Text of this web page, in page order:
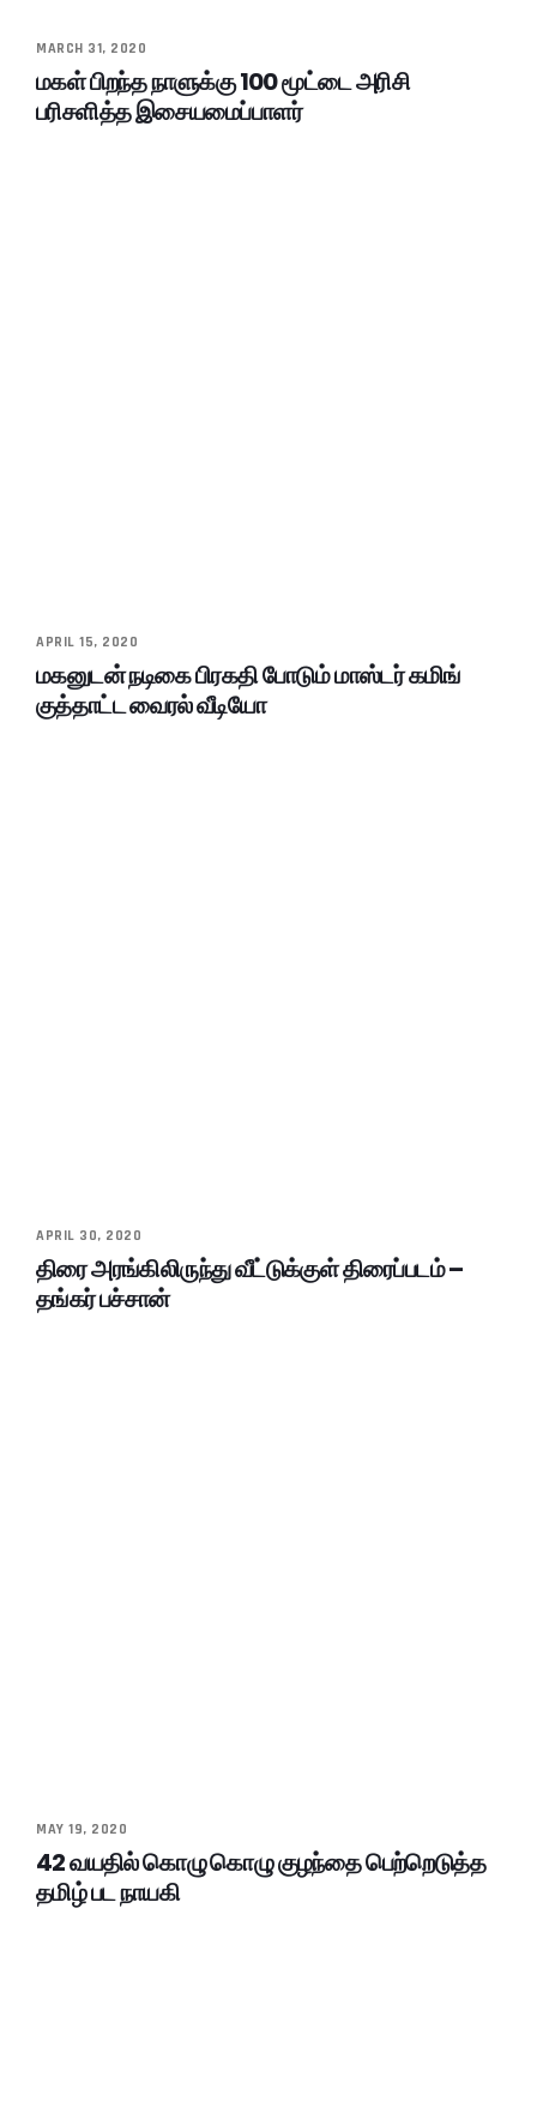
MARCH 31, 2020
மகள் பிறந்த நாளுக்கு 100 மூட்டை அரிசி
பரிசளித்த இசையமைப்பாளர்
APRIL 15, 2020
மகனுடன் நடிகை பிரகதி போடும் மாஸ்டர் கமிங்
குத்தாட்ட வைரல் வீடியோ
APRIL 30, 2020
திரை அரங்கிலிருந்து வீட்டுக்குள் திரைப்படம் –
தங்கர் பச்சான்
MAY 19, 2020
42 வயதில் கொழு கொழு குழந்தை பெற்றெடுத்த
தமிழ் பட நாயகி